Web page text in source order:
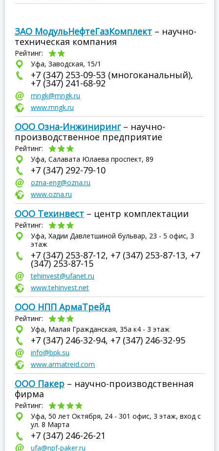
ЗАО МодульНефтеГазКомплект – научно-
техническая компания
Рейтинг:
Уфа, Заводская, 15/1
+7 (347) 253-09-53 (многоканальный),
+7 (347) 241-68-92
mngk@mngk.ru
www.mngk.ru
ООО Озна-Инжиниринг– научно-
производственное предприятие
Рейтинг:
Уфа, Салавата Юлаева проспект, 89
+7 (347) 292-79-10
ozna-eng@ozna.ru
www.ozna.ru
ООО Техинвест – центр комплектации
Рейтинг:
Уфа, Хадии Давлетшиной бульвар, 23 - 5 офис, 3
этаж
+7 (347) 253-87-12, +7 (347) 253-87-13, +7
(347) 253-87-15
tehinvest@ufanet.ru
www.tehinvest.net
ООО НПП АрмаТрейд
Рейтинг:
Уфа, Малая Гражданская, 35а к4 - 3 этаж
+7 (347) 246-32-94, +7 (347) 246-32-95
info@bpk.su
www.armatreid.com
ООО Пакер – научно-производственная
фирма
Рейтинг:
Уфа, 50 лет Октября, 24 - 301 офис, 3 этаж, вход с
ул. 8 Марта
+7 (347) 246-26-21
ufa@npf-paker.ru